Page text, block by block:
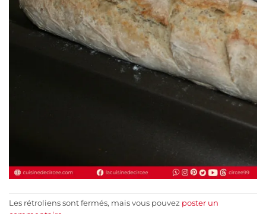
Les rétroliens sont fermés, mais vous pouvez poster un